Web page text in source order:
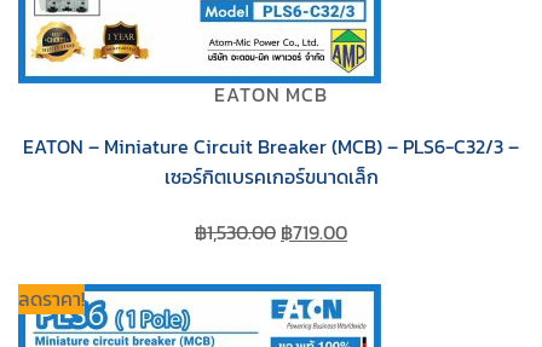
EATON MCB
EATON – Miniature Circuit Breaker (MCB) – PLS6-C32/3 –
เซอร์กิตเบรคเกอร์ขนาดเล็ก
฿1,530.00 Original
was:
฿1,530.00.
฿719.00Current
is:
฿719.00.
ลดราคา!